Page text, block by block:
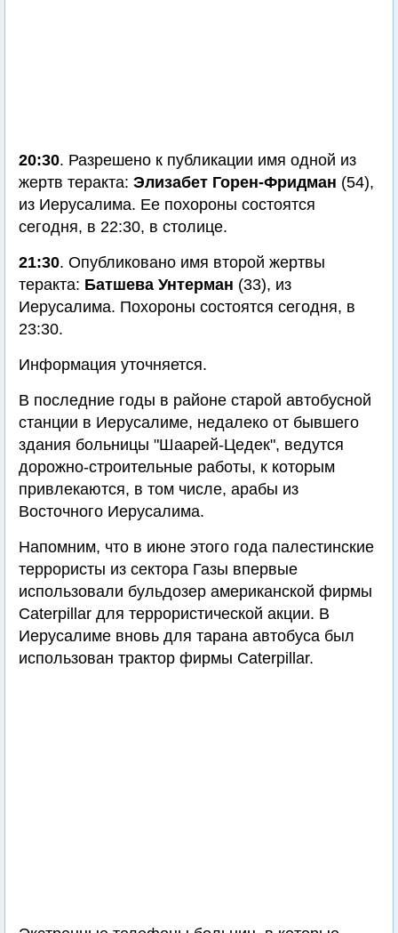
20:30. Разрешено к публикации имя одной из
жертв теракта: Элизабет Горен-Фридман (54),
из Иерусалима. Ее похороны состоятся
сегодня, в 22:30, в столице.
21:30. Опубликовано имя второй жертвы
теракта: Батшева Унтерман (33), из
Иерусалима. Похороны состоятся сегодня, в
23:30.
Информация уточняется.
В последние годы в районе старой автобусной
станции в Иерусалиме, недалеко от бывшего
здания больницы "Шаарей-Цедек", ведутся
дорожно-строительные работы, к которым
привлекаются, в том числе, арабы из
Восточного Иерусалима.
Напомним, что в июне этого года палестинские
террористы из сектора Газы впервые
использовали бульдозер американской фирмы
Caterpillar для террористической акции. В
Иерусалиме вновь для тарана автобуса был
использован трактор фирмы Caterpillar.